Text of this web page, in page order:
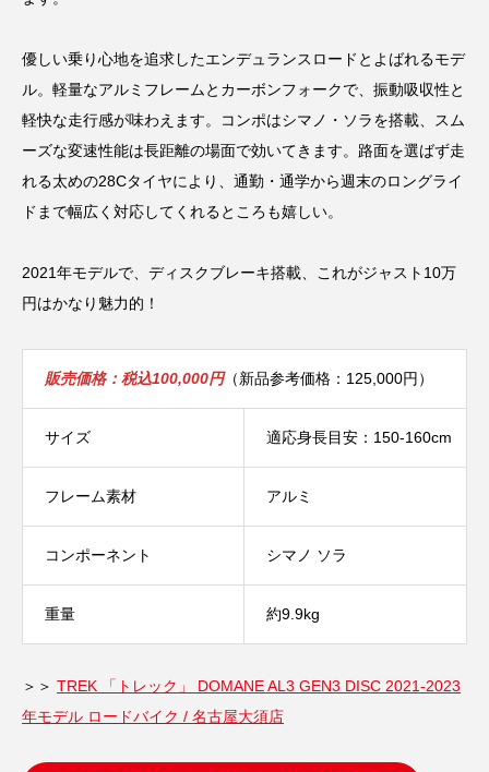
優しい乗り心地を追求したエンデュランスロードとよばれるモデ
ル。軽量なアルミフレームとカーボンフォークで、振動吸収性と
軽快な走行感が味わえます。コンポはシマノ・ソラを搭載、スム
ーズな変速性能は長距離の場面で効いてきます。路面を選ばず走
れる太めの28Cタイヤにより、通勤・通学から週末のロングライ
ドまで幅広く対応してくれるところも嬉しい。
2021年モデルで、ディスクブレーキ搭載、これがジャスト10万
円はかなり魅力的！
販売価格：税込100,000円（新品参考価格：125,000円）
サイズ 適応身長目安：150-160cm
フレーム素材 アルミ
コンポーネント シマノ ソラ
重量 約9.9kg
＞＞ TREK 「トレック」 DOMANE AL3 GEN3 DISC 2021-2023
年モデル ロードバイク / 名古屋大須店